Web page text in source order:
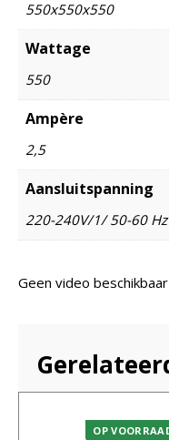
550x550x550
Wattage
550
Ampère
2,5
Aansluitspanning
220-240V/1/ 50-60 Hz
Geen video
OP